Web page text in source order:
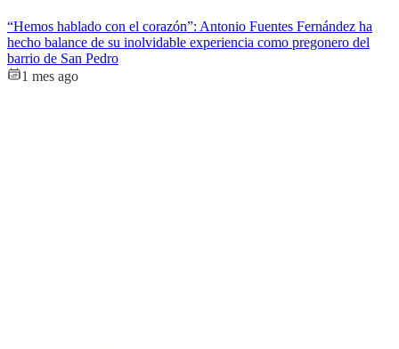
“Hemos hablado con el corazón”: Antonio Fuentes Fernández ha
hecho balance de su inolvidable experiencia como pregonero del
barrio de San Pedro
1 mes ago